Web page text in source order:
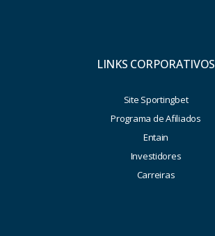
LINKS CORPORATIVOS
Site Sportingbet
Programa de Afiliados
Entain
Investidores
Carreiras